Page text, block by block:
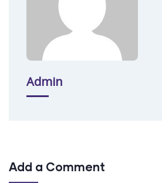
Admin
Add a Comment